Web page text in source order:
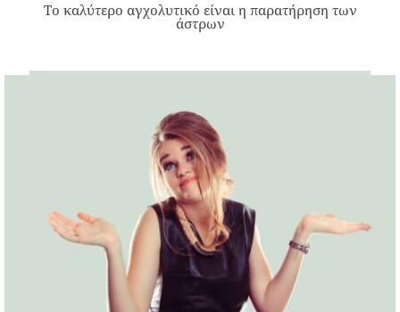
Το καλύτερο αγχολυτικό είναι η παρατήρηση των
άστρων